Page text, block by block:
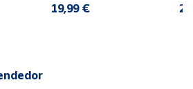
19,99 €